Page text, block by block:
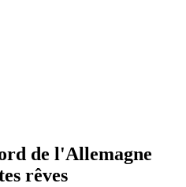
de l'Allemagne
rêves